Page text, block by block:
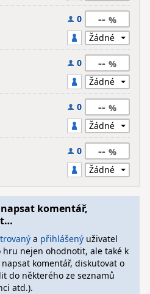
0 --
0 --
0 --
0 --
komentář,
a přihlášenýuživatel
hru nejen ohodnotit, ale také k
komentář, diskutovat o
do některého ze seznamů
atd.).